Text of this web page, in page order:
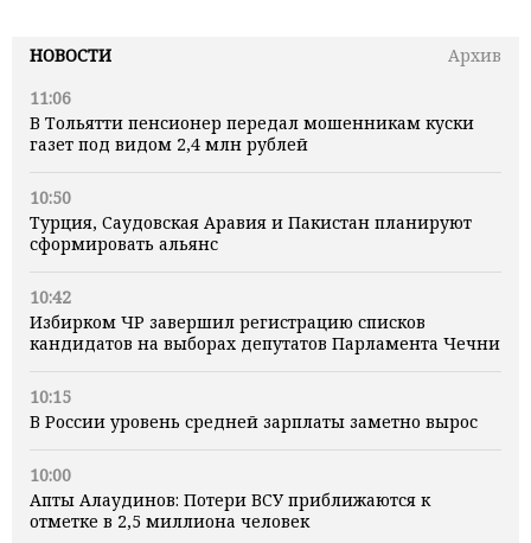
НОВОСТИ
Архив
11:06
В Тольятти пенсионер передал мошенникам куски
газет под видом 2,4 млн рублей
10:50
Турция, Саудовская Аравия и Пакистан планируют
сформировать альянс
10:42
Избирком ЧР завершил регистрацию списков
кандидатов на выборах депутатов Парламента Чечни
10:15
В России уровень средней зарплаты заметно вырос
10:00
Апты Алаудинов: Потери ВСУ приближаются к
отметке в 2,5 миллиона человек